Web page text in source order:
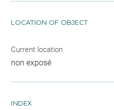
LOCATION OF OBJECT
Current location
non exposé
INDEX